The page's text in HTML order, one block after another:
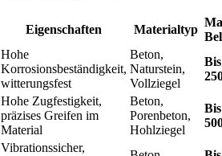
Eigenschaften Materialtyp
Hohe
Korrosionsbeständigkeit,
witterungsfest
Beton,
Naturstein,
Vollziegel
Hohe Zugfestigkeit,
präzises Greifen im
Material
Beton,
Porenbeton,
Hohlziegel
Vibrationssicher,